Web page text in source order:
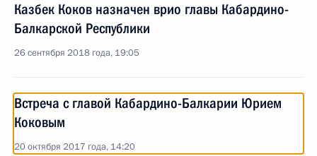
Казбек Коков назначен врио главы Кабардино-
Балкарской Республики
26 сентября 2018 года, 19:05
Встреча с главой Кабардино-Балкарии Юрием
Коковым
20 октября 2017 года, 14:20